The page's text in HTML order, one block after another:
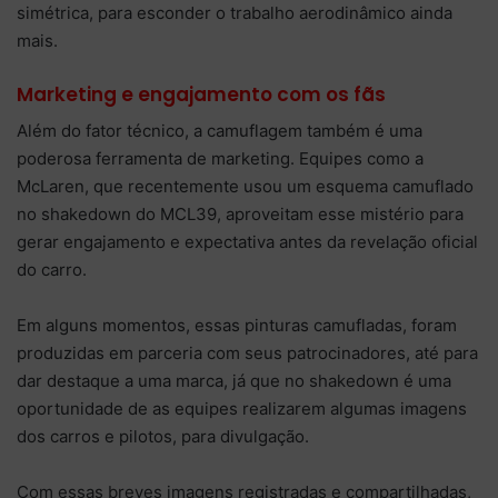
simétrica, para esconder o trabalho aerodinâmico ainda
mais.
Marketing e engajamento com os fãs
Além do fator técnico, a camuflagem também é uma
poderosa ferramenta de marketing. Equipes como a
McLaren, que recentemente usou um esquema camuflado
no shakedown do MCL39, aproveitam esse mistério para
gerar engajamento e expectativa antes da revelação oficial
do carro.
Em alguns momentos, essas pinturas camufladas, foram
produzidas em parceria com seus patrocinadores, até para
dar destaque a uma marca, já que no shakedown é uma
oportunidade de as equipes realizarem algumas imagens
dos carros e pilotos, para divulgação.
Com essas breves imagens registradas e compartilhadas,